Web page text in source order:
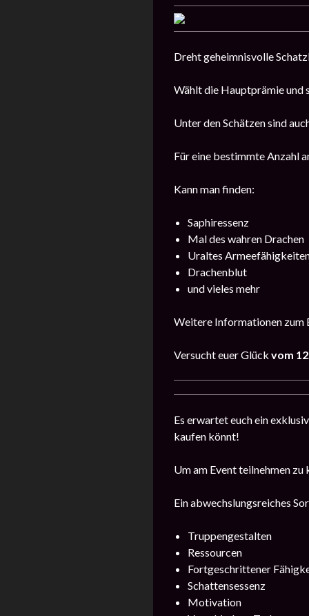
Dreht geheimnisvolle
Wählt die Hauptprämie und
Unter den Schätzen sind
Für eine bestimmte Anzahl
Kann man finden:
Saphiressenz
Mal des wahren Drachen
Uraltes
Drachenblut
und vieles mehr
Weitere Informationen zum
Versucht euer Glück vom
Es erwartet euch ein
kaufen könnt!
Um am Event teilnehmen
Ein abwechslungsreiches
Truppengestalten
Ressourcen
Fortgeschrittener
Schattensessenz
Motivation